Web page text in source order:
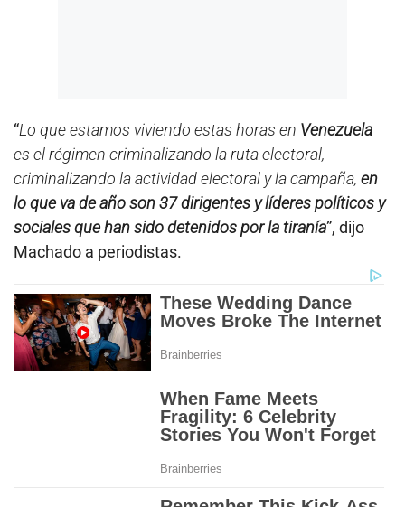
“Lo que estamos viviendo estas horas en Venezuela
es el régimen criminalizando la ruta electoral,
criminalizando la actividad electoral y la campaña, en
lo que va de año son 37 dirigentes y líderes políticos y
sociales que han sido detenidos por la tiranía”, dijo
Machado a periodistas.